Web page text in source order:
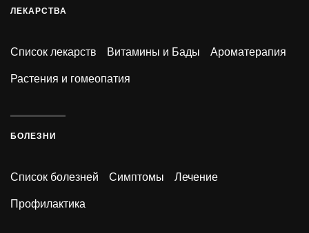
ЛЕКАРСТВА
Список лекарств Витамины и Бады Ароматерапия
Растения и гомеопатия
БОЛЕЗНИ
Список болезней Симптомы Лечение
Профилактика